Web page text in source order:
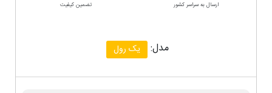
ارسال به سراسر کشور تضمین کیفیت
مدل: یک رول